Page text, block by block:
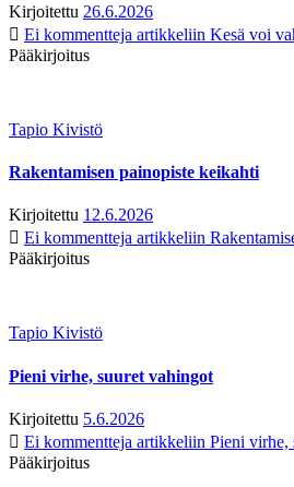
Kirjoitettu 26.6.2026
Ei kommentteja artikkeliin Kesä voi
Pääkirjoitus
Tapio Kivistö
Rakentamisen painopiste keikahti
Kirjoitettu 12.6.2026
Ei kommentteja artikkeliin
Pääkirjoitus
Tapio Kivistö
Pieni virhe, suuret vahingot
Kirjoitettu 5.6.2026
Ei kommentteja artikkeliin Pieni virhe,
Pääkirjoitus